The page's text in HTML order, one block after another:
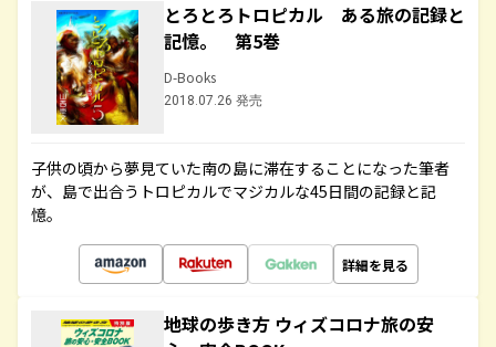
とろとろトロピカル ある旅の記録と
記憶。 第5巻
D-Books
2018.07.26 発売
子供の頃から夢見ていた南の島に滞在することになった筆者
が、島で出合うトロピカルでマジカルな45日間の記録と記
憶。
詳細を見る
地球の歩き方 ウィズコロナ旅の安